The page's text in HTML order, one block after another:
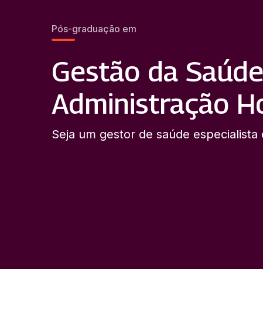
Pós-graduação em
Gestão da
Administração
Seja um gestor de saúde